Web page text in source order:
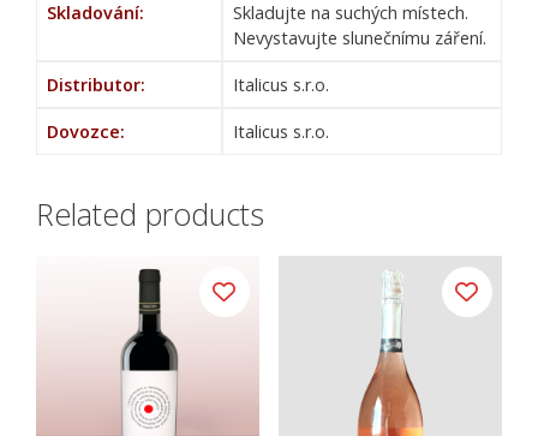
Skladování:
Skladujte na suchých místech.
Nevystavujte slunečnímu záření.
Distributor: Italicus s.r.o.
Dovozce: Italicus s.r.o.
Related products